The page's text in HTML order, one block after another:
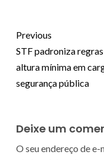
Previous
STF padroniza
altura mínima em
segurança pública
Deixe um
O seu endereço de